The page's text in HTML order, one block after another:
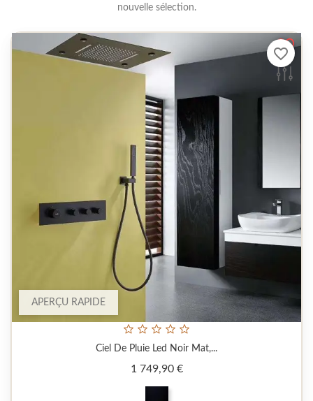
nouvelle sélection.
APERÇU RAPIDE
Ciel De Pluie Led Noir Mat,...
1 749,90 €Prix
favorite_border